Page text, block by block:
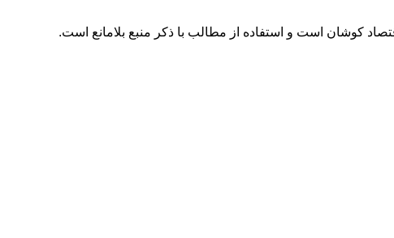
کوشان است و استفاده از مطالب با ذکر منبع بلامانع است.